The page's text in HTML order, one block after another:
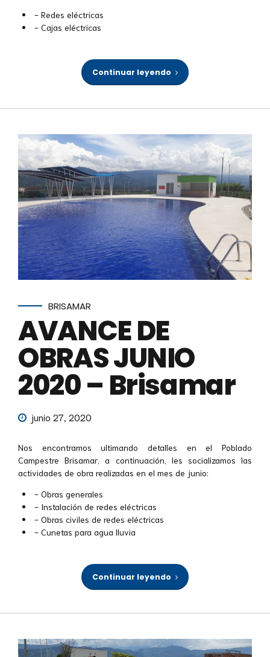
- Redes eléctricas
- Cajas eléctricas
Continuar leyendo
BRISAMAR
AVANCE DE
OBRAS JUNIO
2020 – Brisamar
junio 27, 2020
Nos encontramos ultimando detalles en el Poblado
Campestre Brisamar, a continuación, les socializamos las
actividades de obra realizadas en el mes de junio:
- Obras generales
- Instalación de redes eléctricas
- Obras civiles de redes eléctricas
- Cunetas para agua lluvia
Continuar leyendo